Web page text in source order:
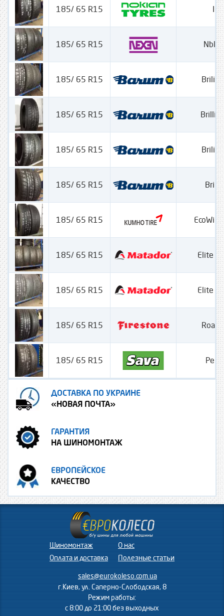
185/ 65 R15
185/ 65 R15
185/ 65 R15
185/ 65 R15
185/ 65 R15
185/ 65 R15
185/ 65 R15
185/ 65 R15 Elite 3
185/ 65 R15 Elite 3
185/ 65 R15
185/ 65 R15
ДОСТАВКА ПО УКРАИНЕ
«НОВАЯ ПОЧТА»
ГАРАНТИЯ
НА ШИНОМОНТАЖ
ЕВРОПЕЙСКОЕ
КАЧЕСТВО
Шиномонтаж
Оплата и доставка
О нас
Полезные статьи
sales@eurokoleso.com.ua
г.Киев, ул. Саперно-Слободская, 8
Режим работы:
с 8:00 до 21:00 без выходных